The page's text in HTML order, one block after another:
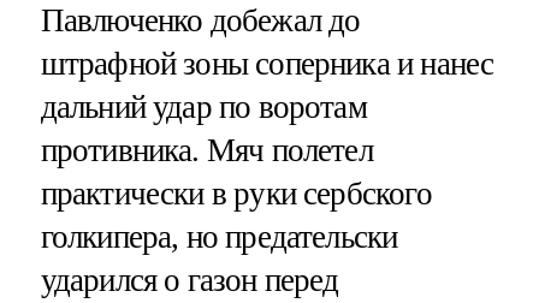
Павлюченко добежал до
штрафной зоны соперника и нанес
дальний удар по воротам
противника. Мяч полетел
практически в руки сербского
голкипера, но предательски
ударился о газон перед